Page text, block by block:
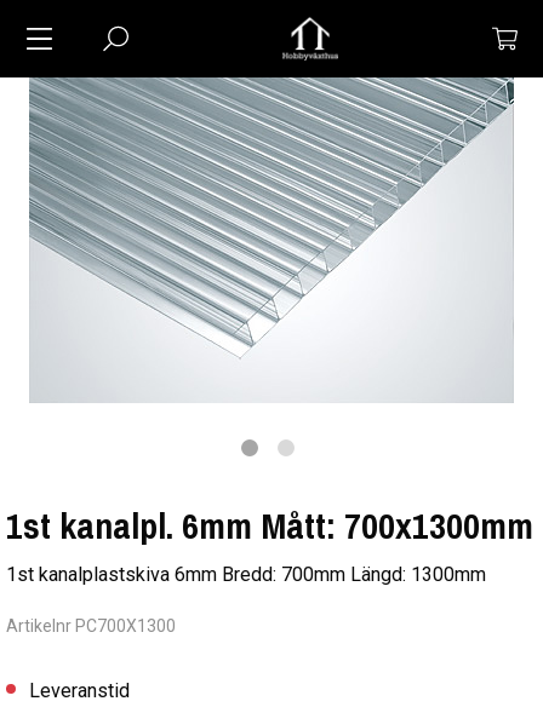
1st kanalpl. 6mm Mått: 700x1300mm
1st kanalplastskiva 6mm Bredd: 700mm Längd: 1300mm
Artikelnr PC700X1300
Leveranstid